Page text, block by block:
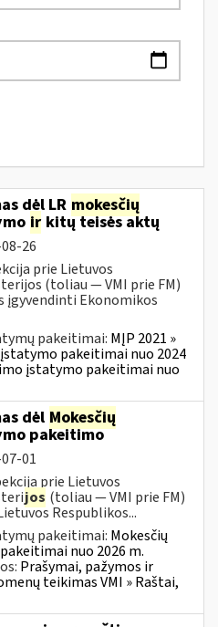
dėl LR mokesčių
ir kitų teisės aktų
26
prie Lietuvos
(toliau — VMI prie FM)
įgyvendinti Ekonomikos
pakeitimai: MĮP 2021 »
pakeitimai nuo 2024
įstatymo pakeitimai nuo
dėl Mokesčių
pakeitimo
01
prie Lietuvos
jos (toliau — VMI prie FM)
Respublikos...
pakeitimai: Mokesčių
nuo 2026 m.
Prašymai, pažymos ir
teikimas VMI » Raštai,